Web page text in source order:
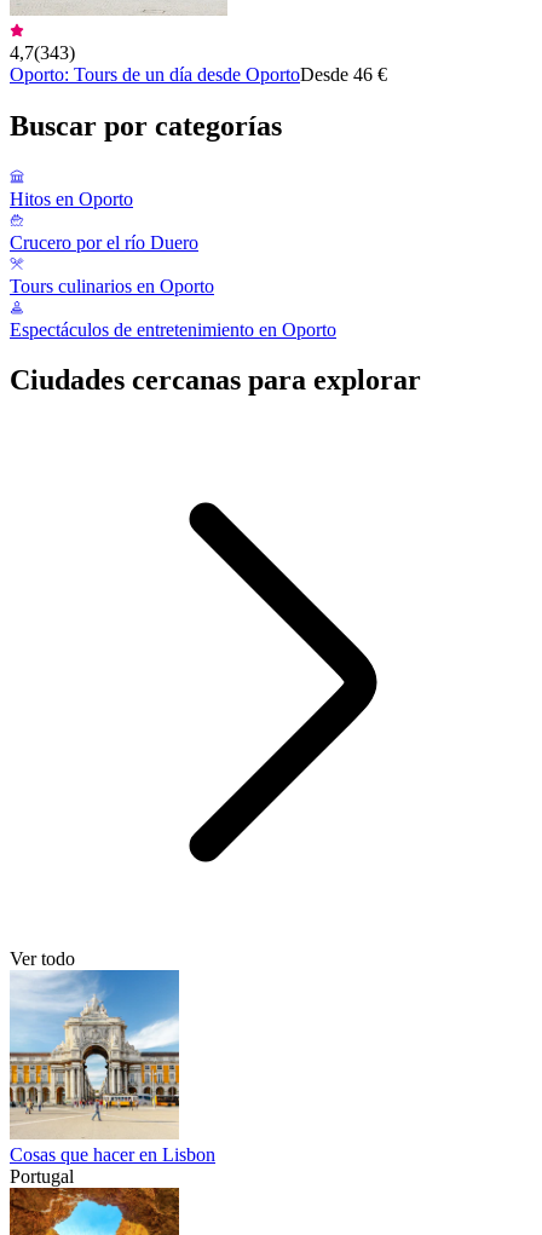
4,7(343)
Oporto: Tours de un día desde OportoDesde 46 €
Buscar por categorías
Hitos en Oporto
Crucero por el río Duero
Tours culinarios en Oporto
Espectáculos de entretenimiento en Oporto
Ciudades cercanas para explorar
Ver todo
Cosas que hacer en Lisbon
Portugal